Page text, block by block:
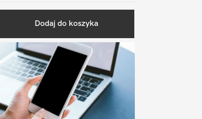
Dodaj do koszyka